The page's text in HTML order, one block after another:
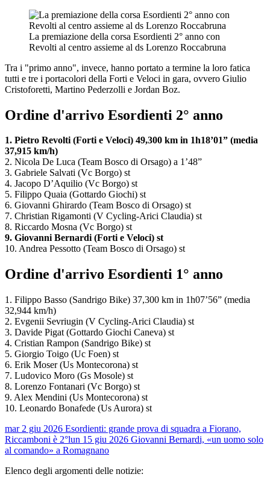
La premiazione della corsa Esordienti 2° anno con
Revolti al centro assieme al ds Lorenzo Roccabruna
Tra i "primo anno", invece, hanno portato a termine la loro fatica
tutti e tre i portacolori della Forti e Veloci in gara, ovvero Giulio
Cristoforetti, Martino Pederzolli e Jordan Boz.
Ordine d'arrivo Esordienti 2° anno
1. Pietro Revolti (Forti e Veloci) 49,300 km in 1h18’01” (media
37,915 km/h)
2. Nicola De Luca (Team Bosco di Orsago) a 1’48”
3. Gabriele Salvati (Vc Borgo) st
4. Jacopo D’Aquilio (Vc Borgo) st
5. Filippo Quaia (Gottardo Giochi) st
6. Giovanni Ghirardo (Team Bosco di Orsago) st
7. Christian Rigamonti (V Cycling-Arici Claudia) st
8. Riccardo Mosna (Vc Borgo) st
9. Giovanni Bernardi (Forti e Veloci) st
10. Andrea Pessotto (Team Bosco di Orsago) st
Ordine d'arrivo Esordienti 1° anno
1. Filippo Basso (Sandrigo Bike) 37,300 km in 1h07’56” (media
32,944 km/h)
2. Evgenii Sevriugin (V Cycling-Arici Claudia) st
3. Davide Pigat (Gottardo Giochi Caneva) st
4. Cristian Rampon (Sandrigo Bike) st
5. Giorgio Toigo (Uc Foen) st
6. Erik Moser (Us Montecorona) st
7. Ludovico Moro (Gs Mosole) st
8. Lorenzo Fontanari (Vc Borgo) st
9. Alex Mendini (Us Montecorona) st
10. Leonardo Bonafede (Us Aurora) st
mar 2 giu 2026 Esordienti: grande prova di squadra a Fiorano,
Riccamboni è 2°lun 15 giu 2026 Giovanni Bernardi, «un uomo solo
al comando» a Romagnano
Elenco degli argomenti delle notizie: